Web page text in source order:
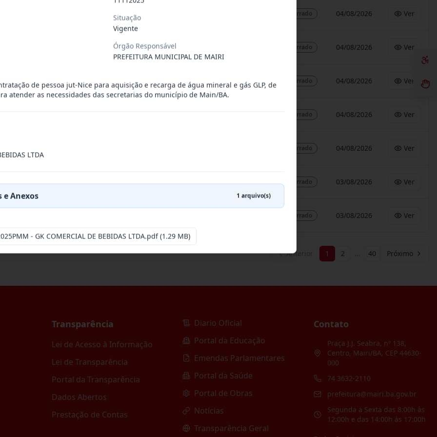
saúde, de forma complementar junto ... Encerrado 04/08/2026 Ver
de pequeno porte e artista musical de... Encerrado 04/08/2026 Ver
contrato a contratação de emp ... Encerrado 04/08/2026 Ver
Encerrado 04/08/2026 Ver
especializada na realização de evento Encerrado 04/08/2026 Ver
contrato é a Contratação de e... Encerrado 03/08/2026 Ver
jurídica para prestação de serviços de Encerrado 03/08/2026 Ver
Anterior 1 2 … 40 Próximo
Transparência
Lei de Acesso à Informação
Lei de Transparência
Portal da Transparência
Dados Abertos
Prestação de Contas
Diario Oficial
Portal da Educação
Emendas Parlamentares
Portal da Saúde
Portal de Obras
Notícias
Transparência Geral
Contato
Praça J.J. Seabra, nº 138,
Centro, Mairi/BA, CEP 44630-
000
74 3632-2110
prefeitura@mairi.ba.gov.br
Segunda a Sexta das 8:00h às
12:00h e das 14:00h às 17:00h
Situação
Vigente
Órgão Responsável
PREFEITURA MUNICIPAL DE MAIRI
de pessoa jut-Nice para aquisição e recarga de água mineral e gás GLP, de
atender as necessidades das secretarias do município de Main/BA.
LTDA
e Anexos 1 arquivo(s)
- GK COMERCIAL DE BEBIDAS LTDA.pdf(1.29 MB)